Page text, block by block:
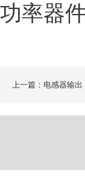
功率器
上一篇：电感器输